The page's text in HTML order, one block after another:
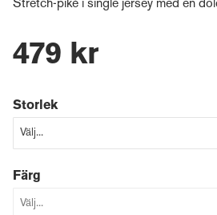
Stretch-piké i single jersey med en
479 kr
Storlek
Färg